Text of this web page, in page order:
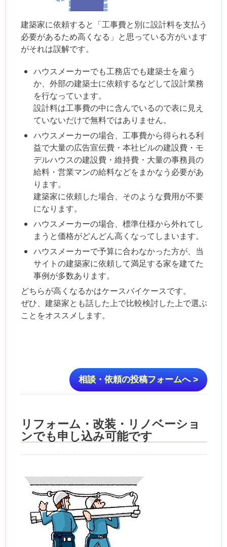
建築家に依頼すると「工事費と別に設計料を支払う
必要があるため高くなる」と思っている方がいます
がそれは誤解です。
ハウスメーカーでも工務店でも建築士を雇う
か、外部の建築士に依頼するなどして設計業務
を行なっています。
設計料は工事費の中に含んでいるので表に見え
ていないだけで無料ではありません。
ハウスメーカーの場合、工事費から得られる利
益で大量の広告宣伝費・本社ビルの建設費・モ
デルハウスの建設費・維持費・大量の事務員の
給料・営業マンの給料などをまかなう必要があ
ります。
建築家に依頼した場合、そのような費用が不要
になります。
ハウスメーカーの場合、標準仕様から外れてし
まうと価格がどんどん高くなってしまいます。
ハウスメーカーで予算に合わなかった方が、当
サイトの建築家に依頼して満足する家を建てた
事例が多数あります。
どちらが高くなるかはケースバイケースです。
ぜひ、建築家とも話した上で比較検討した上で選ぶ
ことをオススメします。
相談・依頼の投稿フォームへ >
リフォーム・改装・リノベーショ
ンでも申し込み可能です